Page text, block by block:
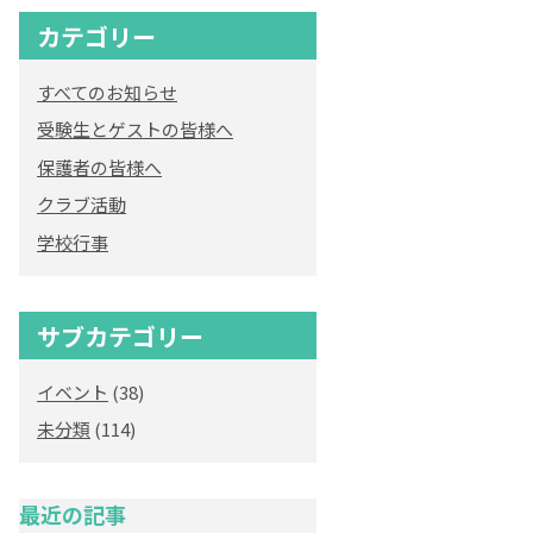
カテゴリー
すべてのお知らせ
受験生とゲストの皆様へ
保護者の皆様へ
クラブ活動
学校行事
サブカテゴリー
イベント (38)
未分類 (114)
最近の記事